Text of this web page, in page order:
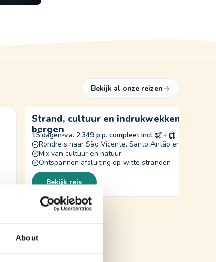
About
Bekijk al onze reizen
Strand, cultuur en indrukwekkende
bergen
15 dagen v.a. 2.349 p.p. compleet incl.
Rondreis naar São Vicente, Santo Antão en Sal
Mix van cultuur en natuur
Ontspannen afsluiting op witte stranden
Bekijk reis